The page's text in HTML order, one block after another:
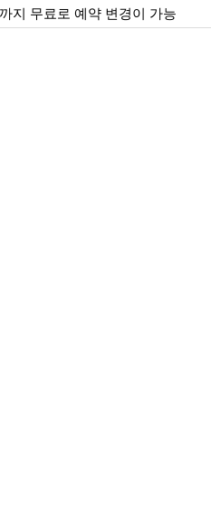
지 무료로 예약 변경이 가능